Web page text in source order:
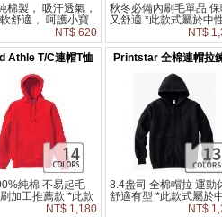
棉製， 吸汗透氣，
舒適， 呵護小寶
嫩肌膚。 產地：台
NT$ 620
秋冬必備內刷毛單品 保
又舒適 *此款式屬於中
閒版型，請參考尺寸表
人穿衣習慣斟酌選購。
NT$
Athle T/C連帽T恤
純棉 不易起毛
加工推薦款 *此款
中性休閒版型，請參
NT$ 1,180
Printstar 全棉連帽拉
套
8.4盎司 全棉帽拉 運動
舒適有型 *此款式屬於
休閒版型，請參考尺寸
NT$